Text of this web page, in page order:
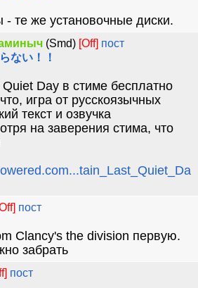
- те же установочные диски.
(Smd) [Off] пост
ない！！
Day в стиме бесплатно
игра от русскоязычных
текст и озвучка
на заверения стима, что
пост
Clancy's the division первую.
забрать
пост